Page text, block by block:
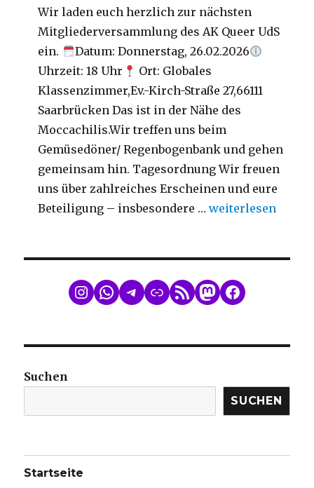
Wir laden euch herzlich zur nächsten
Mitgliederversammlung des AK Queer UdS
ein.
Datum: Donnerstag, 26.02.2026
Uhrzeit: 18 Uhr
Ort: Globales
Klassenzimmer,Ev.-Kirch-Straße 27,66111
Saarbrücken Das ist in der Nähe des
Moccachilis.Wir treffen uns beim
Gemüsedöner/ Regenbogenbank und gehen
gemeinsam hin. Tagesordnung Wir freuen
uns über zahlreiches Erscheinen und eure
Beteiligung – insbesondere …weiterlesen
WhatsApp
Telegram
LinkRSS FeedMastodon
Facebook
Suchen
SUCHEN
Startseite